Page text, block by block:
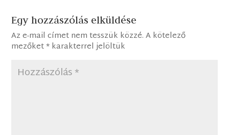
Egy hozzászólás elküldése
Az e-mail címet nem tesszük közzé. A kötelező
mezőket*karakterrel jelöltük